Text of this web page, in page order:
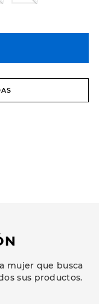
mujer que busca
sus productos.